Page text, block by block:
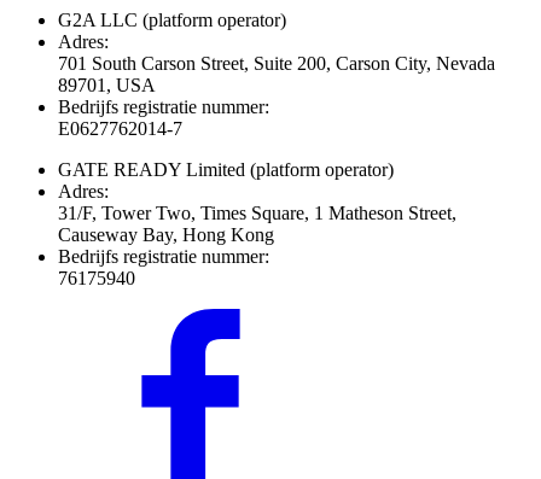
G2A LLC (platform operator)
Adres:
701 South Carson Street, Suite 200, Carson City, Nevada
89701, USA
Bedrijfs registratie nummer:
E0627762014-7
GATE READY Limited (platform operator)
Adres:
31/F, Tower Two, Times Square, 1 Matheson Street,
Causeway Bay, Hong Kong
Bedrijfs registratie nummer:
76175940